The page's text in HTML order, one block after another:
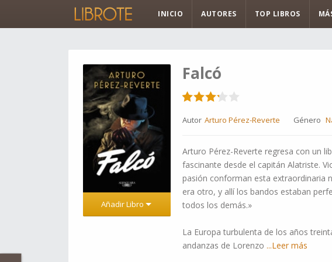
INICIO AUTORES TOP LIBROS
Añadir Libro
Falcó
Autor Arturo Pérez-Reverte Género
Arturo Pérez-Reverte regresa con un
fascinante desde el capitán Alatriste.
pasión conforman esta extraordinaria
era otro, y allí los bandos estaban
todos los demás.»
La Europa turbulenta de los años
andanzas de Lorenzo ...Leer más